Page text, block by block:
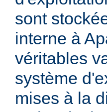
sont
interne à
véritables
système
mises à la